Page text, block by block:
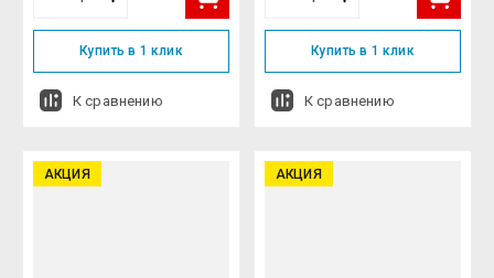
Купить в 1 клик
К сравнению
Купить в 1 клик
К сравнению
АКЦИЯ АКЦИЯ